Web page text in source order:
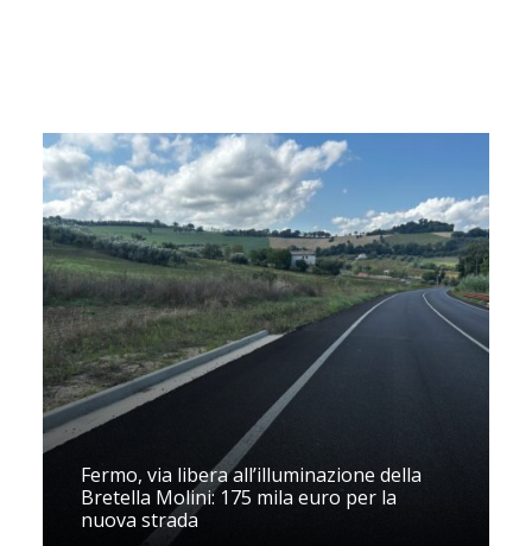
Fermo, via libera all’illuminazione della
Bretella Molini: 175 mila euro per la
nuova strada